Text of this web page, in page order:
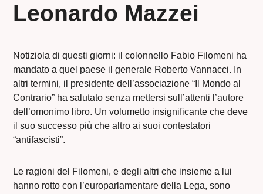
Leonardo Mazzei
Notiziola di questi giorni: il colonnello Fabio Filomeni ha
mandato a quel paese il generale Roberto Vannacci. In
altri termini, il presidente dell’associazione “Il Mondo al
Contrario” ha salutato senza mettersi sull’attenti l’autore
dell’omonimo libro. Un volumetto insignificante che deve
il suo successo più che altro ai suoi contestatori
“antifascisti”.
Le ragioni del Filomeni, e degli altri che insieme a lui
hanno rotto con l’europarlamentare della Lega, sono